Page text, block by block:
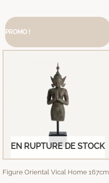
PROMO !
EN RUPTURE DE STOCK
Figure Oriental Vical Home 167cm
Le
2469,00 €.
Le
1890,00 €.